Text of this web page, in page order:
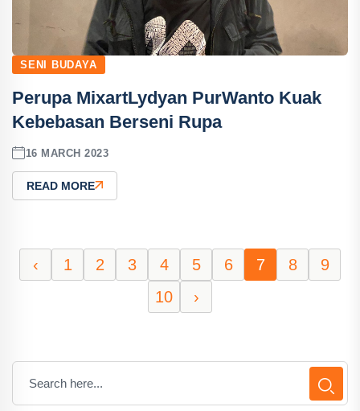
SENI BUDAYA
Perupa MixartLydyan PurWanto Kuak
Kebebasan Berseni Rupa
16 MARCH 2023
READ MORE
‹ 1 2 3 4 5 6 7 8
9
10
›